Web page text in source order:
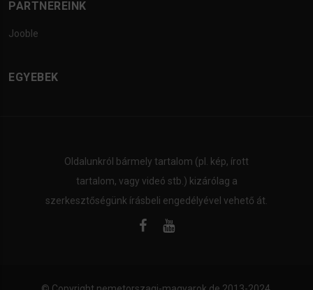
PARTNEREINK
Jooble
EGYEBEK
Oldalunkról bármely tartalom (pl. kép, írott
tartalom, vagy videó stb.) kizárólag a
szerkesztőségünk írásbeli engedélyével vehető át.